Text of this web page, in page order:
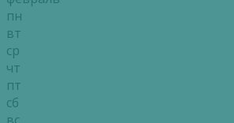
пн
вт
ср
чт
пт
сб
вс